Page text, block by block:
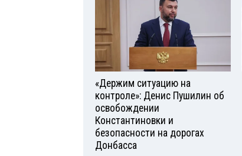
«Держим ситуацию на
контроле»: Денис Пушилин об
освобождении
Константиновки и
безопасности на дорогах
Донбасса